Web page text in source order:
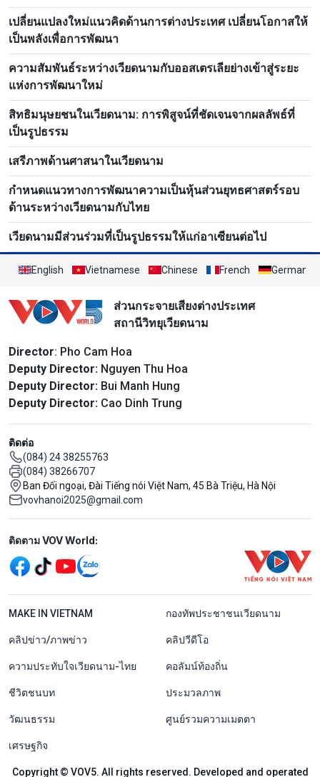
เปลี่ยนแปลงใหม่แนวคิดด้านการต่างประเทศ เปลี่ยนโอกาสให้
เป็นพลังเพื่อการพัฒนา
ความสัมพันธ์ระหว่างเวียดนามกับออสเตรเลียย่างเข้าสู่ระยะ
แห่งการพัฒนาใหม่
สิทธิมนุษยชนในเวียดนาม: การพิสูจน์ที่ชัดเจนจากผลลัพธ์ที่
เป็นรูปธรรม
เสรีภาพด้านศาสนาในเวียดนาม
กำหนดแนวทางการพัฒนาความเป็นหุ้นส่วนยุทธศาสตร์รอบ
ด้านระหว่างเวียดนามกับไทย
เวียดนามมีส่วนร่วมที่เป็นรูปธรรมให้แก่อาเซียนต่อไป
English Vietnamese Chinese French German
ส่วนกระจายเสียงต่างประเทศ
สถานีวิทยุเวียดนาม
Director: Pho Cam Hoa
Deputy Director: Nguyen Thu Hoa
Deputy Director: Bui Manh Hung
Deputy Director: Cao Dinh Trung
ติดต่อ
(084) 24 38255763
(084) 38266707
Ban Đối ngoại, Đài Tiếng nói Việt Nam, 45 Bà Triệu, Hà Nội
vovhanoi2025@gmail.com
Mạng xã hội
ติดตาม VOV World:
menu footer tiếng Thái
MAKE IN VIETNAM กองทัพประชาชนเวียดนาม
คลิปข่าว/ภาพข่าว คลิปวีดีโอ
ความประทับใจเวียดนาม-ไทย คอลัมน์ท้องถิ่น
ชีวิตชนบท ประมวลภาพ
วัฒนธรรม ศูนย์รวมความเมตตา
เศรษฐกิจ
Copyright © VOV5. All rights reserved. Developed and operated